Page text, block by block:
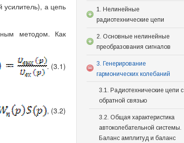
усилитель), а цепь
методом. Как
. (3.1)
, (3.2)
1. Нелинейные
радиотехнические цепи
2. Основные нелинейные
преобразования сигналов
3. Генерирование
гармонических колебаний
3.1. Радиотехнические цепи с
обратной связью
3.2. Общая характеристика
автоколебательной системы.
Баланс амплитуд и баланс